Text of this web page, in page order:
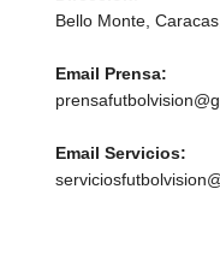
Bello Monte,
Email Prensa:
Email Servicios: